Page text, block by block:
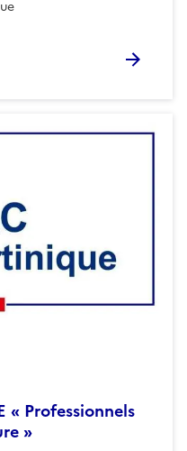
« Professionnels
»